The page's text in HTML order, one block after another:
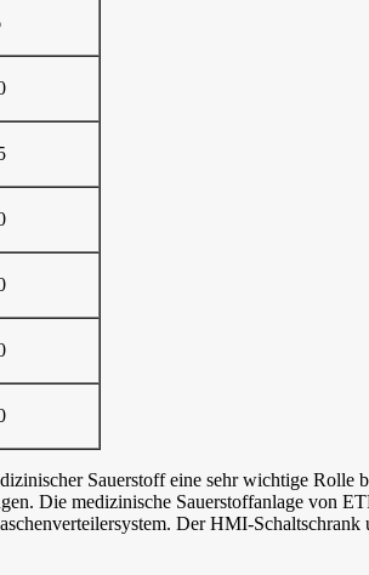
Sauerstoff eine sehr wichtige Rolle
Die medizinische Sauerstoffanlage von
Der HMI-Schaltschrank